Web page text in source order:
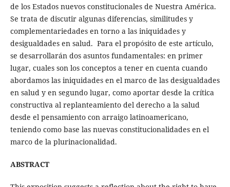
de los Estados nuevos constitucionales de Nuestra América.
Se trata de discutir algunas diferencias, similitudes y
complementariedades en torno a las iniquidades y
desigualdades en salud. Para el propósito de este artículo,
se desarrollarán dos asuntos fundamentales: en primer
lugar, cuales son los conceptos a tener en cuenta cuando
abordamos las iniquidades en el marco de las desigualdades
en salud y en segundo lugar, como aportar desde la crítica
constructiva al replanteamiento del derecho a la salud
desde el pensamiento con arraigo latinoamericano,
teniendo como base las nuevas constitucionalidades en el
marco de la plurinacionalidad.
ABSTRACT